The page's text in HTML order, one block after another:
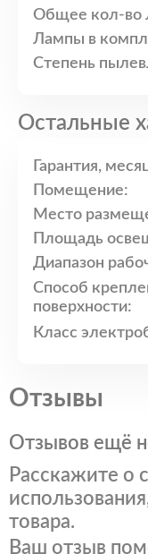
Общее кол-во
Лампы в
Степень
Остальные
Гарантия,
Помещение:
Место
Площадь
Диапазон
Способ
поверхности:
Класс
Отзывы
Отзывов ещё
Расскажите о
товара.
Ваш отзыв